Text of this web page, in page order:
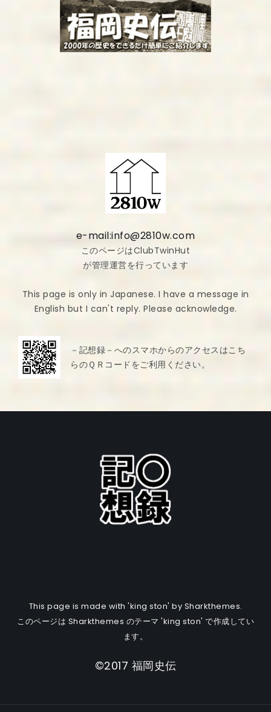
e-mail:info@2810w.com
このページはClubTwinHut
が管理運営を行っています
This page is only in Japanese. I have a message in
English but I can't reply. Please acknowledge.
－記想録－へのスマホからのアクセスはこち
らのＱＲコードをご利用ください。
This page is made with 'king ston' by Sharkthemes.
このページは Sharkthemes のテーマ 'king ston' で作成してい
ます。
©2017 福岡史伝